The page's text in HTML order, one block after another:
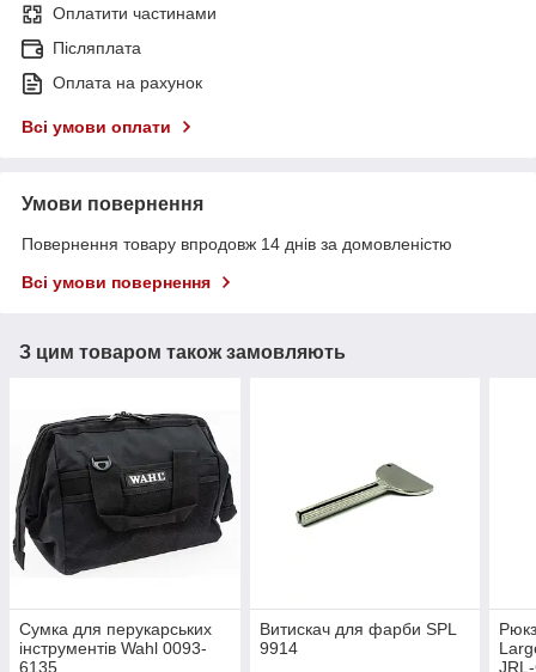
Оплатити частинами
Післяплата
Оплата на рахунок
Всі умови оплати
Умови повернення
Повернення товару впродовж 14 днів за домовленістю
Всі умови повернення
З цим товаром також замовляють
Сумка для перукарських
інструментів Wahl 0093-
6135
Витискач для фарби SPL
9914